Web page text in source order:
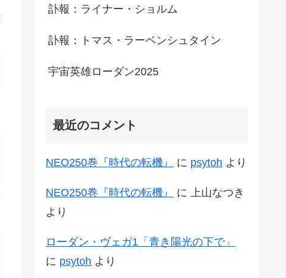
訃報：ライナー・ショルム
訃報：トマス・ラーベンシュタイン
宇宙英雄ローダン2025
最近のコメント
NEO250巻『時代の転機』 に psytoh より
NEO250巻『時代の転機』 に
上山なつき
より
ローダン・ヴェガ1「青き陽光の下で」
に psytoh より